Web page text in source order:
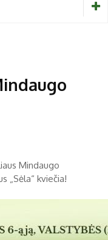
Mindaugo
„Sėla“ kviečia!